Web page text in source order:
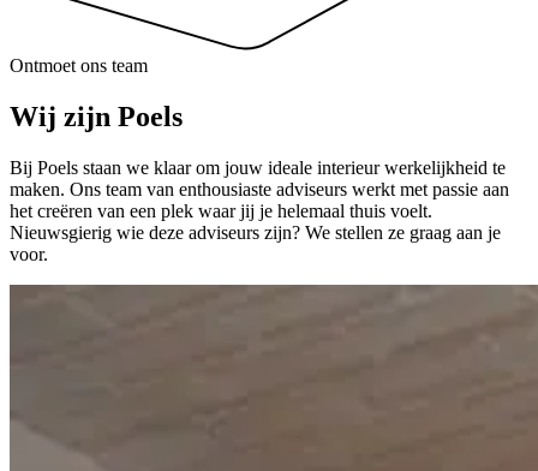
Ontmoet ons team
Wij zijn Poels
Bij Poels staan we klaar om jouw ideale interieur werkelijkheid te
maken. Ons team van enthousiaste adviseurs werkt met passie aan
het creëren van een plek waar jij je helemaal thuis voelt.
Nieuwsgierig wie deze adviseurs zijn? We stellen ze graag aan je
voor.